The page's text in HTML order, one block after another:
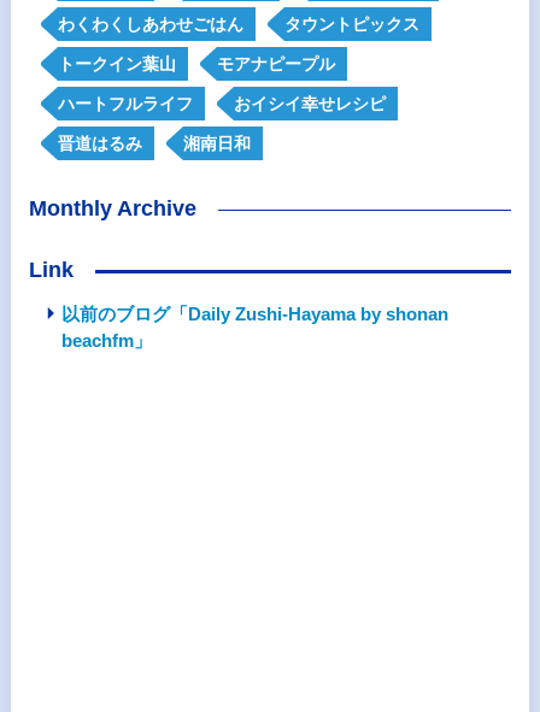
わくわくしあわせごはん タウントピックス
トークイン葉山 モアナピープル
ハートフルライフ おイシイ幸せレシピ
晋道はるみ 湘南日和
Monthly Archive
Link
以前のブログ「Daily Zushi-Hayama by shonan
beachfm」